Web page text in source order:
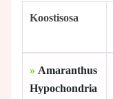
Koostisosa
» Amaranthus
Hypochondria